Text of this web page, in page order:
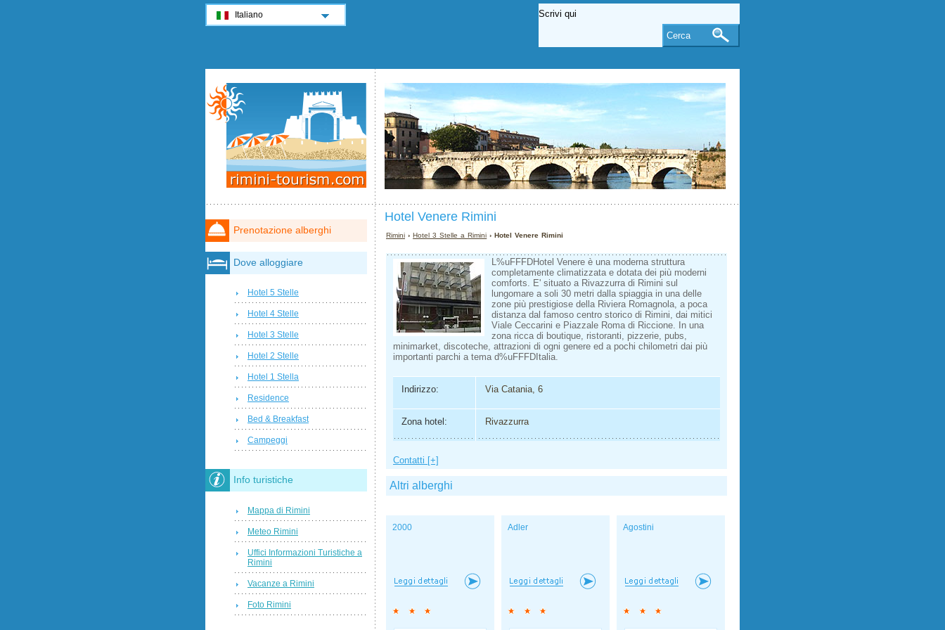
Hotel Venere Rimini
Rimini ›Hotel 3 Stelle a Rimini › Hotel Venere Rimini
L%uFFFDHotel Venere è una moderna struttura
completamente climatizzata e dotata dei più moderni
comforts. E' situato a Rivazzurra di Rimini sul
lungomare a soli 30 metri dalla spiaggia in una delle
zone più prestigiose della Riviera Romagnola, a poca
distanza dal famoso centro storico di Rimini, dai mitici
Viale Ceccarini e Piazzale Roma di Riccione. In una
zona ricca di boutique, ristoranti, pizzerie, pubs,
minimarket, discoteche, attrazioni di ogni genere ed a pochi chilometri dai più
importanti parchi a tema d%uFFFDItalia.
Indirizzo: Via Catania, 6
Zona hotel: Rivazzurra
Contatti [+]
Altri alberghi
2000 Adler Agostini
Prenotazione alberghi
Dove alloggiare
Hotel 5 Stelle
Hotel 4 Stelle
Hotel 3 Stelle
Hotel 2 Stelle
Hotel 1 Stella
Residence
Bed & Breakfast
Campeggi
Info turistiche
Mappa di Rimini
Meteo Rimini
Uffici Informazioni Turistiche a
Rimini
Vacanze a Rimini
Foto Rimini
Italiano
Cerca